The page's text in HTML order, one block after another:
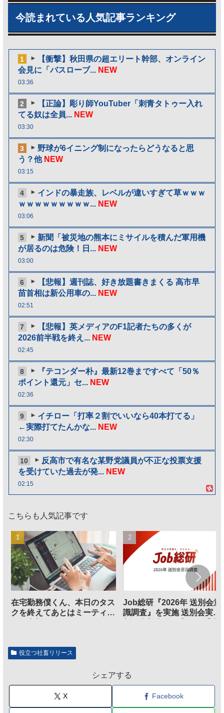
今読まれている人気記事ランキング
1
【衝撃】秋田県の超エリート幹部、オンライン
会見に「バスローブ... NEW
03:36
2
【正論】彫り師YouTuber「刺青タトゥー入れ
てる奴は全員... NEW
03:30
3
野球が6イニング制になったらどうなると思
う？他 NEW
03:15
4
インドの暴走族、レベルが違いすぎて草ｗｗｗ
ｗｗｗｗｗｗｗｗｗ... NEW
03:06
5
新聞「被災地の熊本にミサイルを積んだ軍用機
が居るのは危険！日... NEW
03:00
6
【悲報】週刊誌、好き放題書きまくる 高市早
苗首相は新公用車の... NEW
02:51
7
【悲報】英メディアのF1記者たちの多くが
2026前半戦を終え... NEW
02:45
8
『テコンダー朴』最新12巻まですべて「50％
ポイント還元」セ... NEW
02:36
9
イチロー「打率２割でいいなら40本打てる」
←実際打てたんかな... NEW
02:30
10
反高市で有名な某野党議員が不正な投票支援
を受けていた過去が発... NEW
02:15
こちらも人気記事です
在宅勤務僕くん、本日のタス
クを終えてあとはミーティン
Job総研『2026年 送別会意
識調査』を実施 送別会実施
役立つ社畜リリース
シェアする
X Facebook